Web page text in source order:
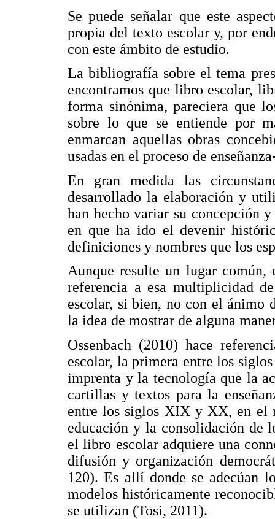
Se puede señalar que este
propia del texto escolar y, por
con este ámbito de estudio.
La bibliografía sobre el tema
encontramos que libro escolar,
forma sinónima, pareciera que
sobre lo que se entiende por
enmarcan aquellas obras
usadas en el proceso de
En gran medida las
desarrollado la elaboración y
han hecho variar su concepción
en que ha ido el devenir
definiciones y nombres que los
Aunque resulte un lugar común,
referencia a esa multiplicidad
escolar, si bien, no con el ánimo
la idea de mostrar de alguna
Ossenbach (2010) hace
escolar, la primera entre los
imprenta y la tecnología que la
cartillas y textos para la
entre los siglos XIX y XX, en el
educación y la consolidación de
el libro escolar adquiere una
difusión y organización
120). Es allí donde se adecúan
modelos históricamente
se utilizan (Tosi, 2011).